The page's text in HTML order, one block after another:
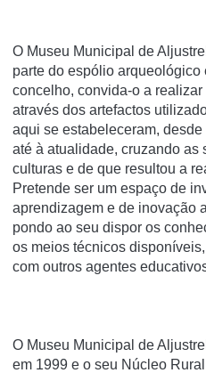
O Museu Municipal de
parte do espólio
concelho, convida-o a
através dos artefactos
aqui se estabeleceram,
até à atualidade, cruzando as
culturas e de que resultou a
Pretende ser um espaço de
aprendizagem e de inovação
pondo ao seu dispor os
os meios técnicos
com outros agentes
O Museu Municipal de
em 1999 e o seu Núcleo